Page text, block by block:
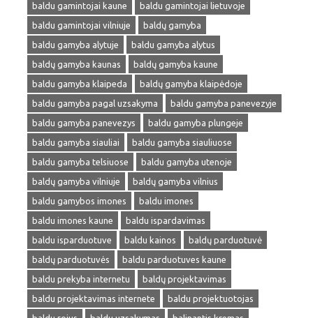
baldu gamintojai kaune
baldu gamintojai lietuvoje
baldu gamintojai vilniuje
baldų gamyba
baldu gamyba alytuje
baldu gamyba alytus
baldų gamyba kaunas
baldų gamyba kaune
baldu gamyba klaipeda
baldų gamyba klaipėdoje
baldu gamyba pagal uzsakyma
baldu gamyba panevezyje
baldu gamyba panevezys
baldu gamyba plungeje
baldu gamyba siauliai
baldu gamyba siauliuose
baldu gamyba telsiuose
baldu gamyba utenoje
baldų gamyba vilniuje
baldų gamyba vilnius
baldu gamybos imones
baldu imones
baldu imones kaune
baldu ispardavimas
baldu isparduotuve
baldu kainos
baldų parduotuvė
baldų parduotuvės
baldu parduotuves kaune
baldu prekyba internetu
baldų projektavimas
baldu projektavimas internete
baldu projektuotojas